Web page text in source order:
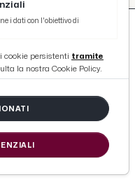
VOLLEY, LA B1
i dati con l'obiettivo di
cookie persistenti tramite
la nostra Cookie Policy.